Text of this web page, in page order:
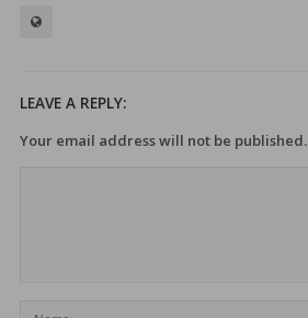
LEAVE A REPLY:
Your email address will not be published.